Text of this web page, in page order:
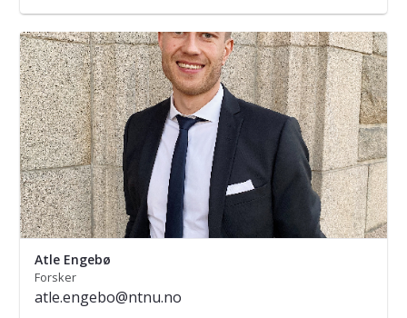
Atle Engebø
Forsker
atle.engebo@ntnu.no